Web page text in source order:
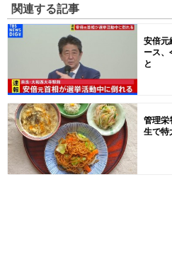
関連する記事
安倍元
ース、
と
管理栄
生で特